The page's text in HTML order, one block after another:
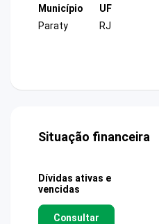
Município
Paraty
UF
RJ
Situação financeira
Dívidas ativas e
vencidas
Consultar